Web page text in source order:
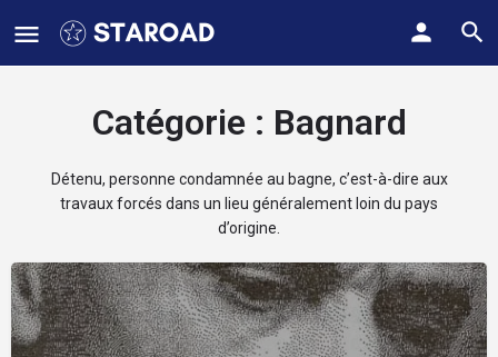
Catégorie : Bagnard
Détenu, personne condamnée au bagne, c’est-à-dire aux
travaux forcés dans un lieu généralement loin du pays
d’origine.